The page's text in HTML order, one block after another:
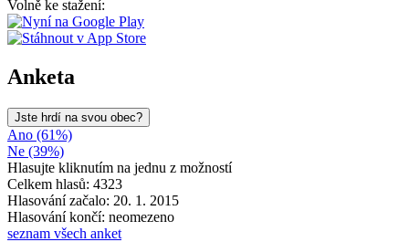
Volně ke stažení:
Anketa
Jste hrdí na svou obec?
Ano (61%)
Ne (39%)
Hlasujte kliknutím na jednu z možností
Celkem hlasů: 4323
Hlasování začalo: 20. 1. 2015
Hlasování končí: neomezeno
seznam všech anket